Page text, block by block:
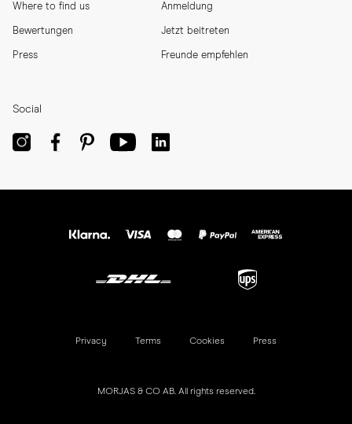
Where to find us
Bewertungen
Press
Anmeldung
Jetzt beitreten
Freunde empfehlen
Social
MORJAS & CO AB. All rights reserved.
Privacy Terms Cookies Press